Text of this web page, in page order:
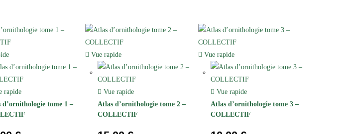
rapide
d’ornithologie tome 1 –
Vue rapide
Vue rapide
Atlas d’ornithologie tome 2 –
COLLECTIF
Vue rapide
Vue rapide
Atlas d’ornithologie tome 3 –
COLLECTIF